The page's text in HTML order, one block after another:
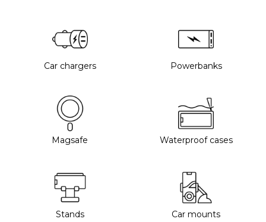
Car chargers Powerbanks
Magsafe Waterproof cases
Stands Car mounts